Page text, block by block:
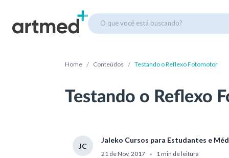
O que você está buscando?
Home / Conteúdos / Testando o Reflexo Fotomotor
Testando o Reflexo
JC
Jaleko Cursos para Estudantes e
21 de Nov, 2017 • 1 min de leitura